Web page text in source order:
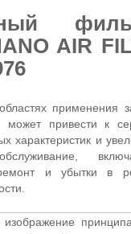
AIR
применения
может привести к
характеристик и
и убытки в